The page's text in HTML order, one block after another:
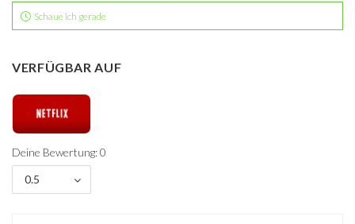
Schaue ich gerade
VERFÜGBAR AUF
Deine Bewertung: 0
0.5